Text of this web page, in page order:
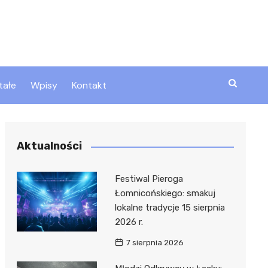
Wpisy Kontakt
Aktualności
Festiwal Pieroga
Łomnicońskiego: smakuj
lokalne tradycje 15 sierpnia
2026 r.
7 sierpnia 2026